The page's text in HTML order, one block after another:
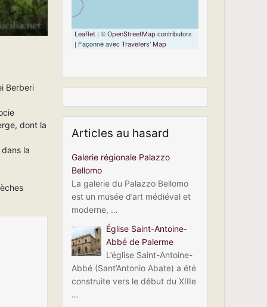
Berberi
dont la
la
Leaflet | ©OpenStreetMap contributors
| Façonné avecTravelers' Map
Articles au hasard
Galerie régionale Palazzo
Bellomo
La galerie du Palazzo Bellomo
est un musée d’art médiéval et
moderne, …
Église Saint-Antoine-
Abbé de Palerme
L’église Saint-Antoine-
Abbé (Sant’Antonio Abate) a été
construite vers le début du XIIIe
…